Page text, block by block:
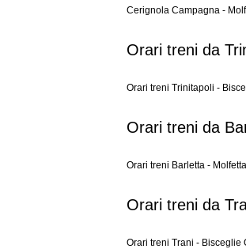
Cerignola Campagna -
Orari treni da
Orari treni Trinitapoli -
Orari treni da
Orari treni Barletta - Molfetta
Orari treni da
Orari treni Trani - Bisceglie